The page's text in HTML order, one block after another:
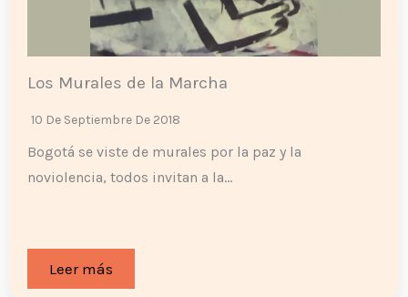
Los Murales de la Marcha
10 De Septiembre De 2018
Bogotá se viste de murales por la paz y la
noviolencia, todos invitan a la…
Leer más